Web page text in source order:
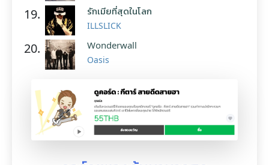
19. รักเมียที่สุดในโลก
ILLSLICK
20. Wonderwall
Oasis